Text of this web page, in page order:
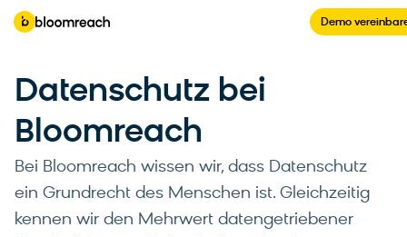
Demo
Datenschutz bei
Bloomreach
Bei Bloomreach wissen wir, dass Datenschutz
ein Grundrecht des Menschen ist. Gleichzeitig
kennen wir den Mehrwert datengetriebener